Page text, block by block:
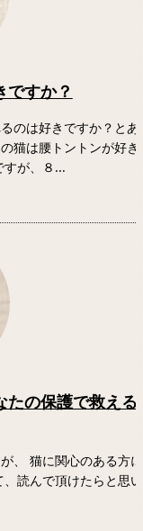
ですか？
のは好きですか？とあ
猫は腰トントンが好き
すが、８...
たの保護で救える
、 猫に関心のある方
、読んで頂けたらと思